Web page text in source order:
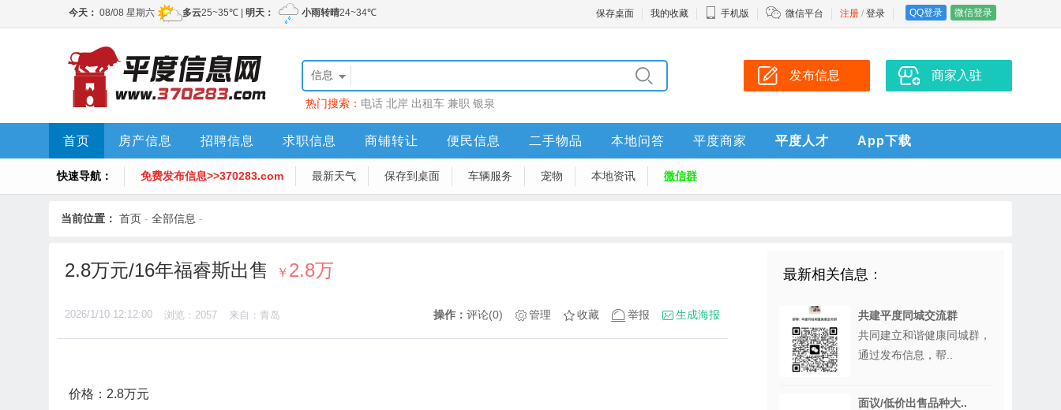
注册 / 登录 QQ登录 微信登录
保存桌面 我的收藏 手机版 微信平台
信息
热门搜索： 电话 北岸 出租车 兼职 银泉
发布信息 商家入驻
首页 房产信息 招聘信息 求职信息 商铺转让 便民信息 二手物品 本地问答 平度商家 平度人才 App下载
快速导航： 免费发布信息>>370283.com 最新天气 保存到桌面 车辆服务 宠物 本地资讯 微信群
当前位置： 首页 - 全部信息 -
2.8万元/16年福睿斯出售 ￥ 2.8万
2026/1/10 12:12:00 浏览：2057 来自：青岛 操作： 评论(0) 管理 收藏 举报 生成海报
价格：2.8万元
最新相关信息：
共建平度同城交流群
共同建立和谐健康同城群，
通过发布信息，帮..
面议/低价出售品种大..